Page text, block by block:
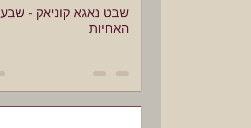
שבט נאגא קוניאק - שבע
האחיות